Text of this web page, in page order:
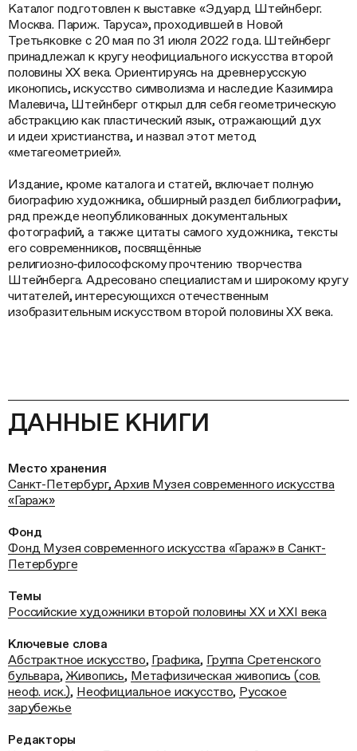
Каталог подготовлен к выставке «Эдуард Штейнберг.
Москва. Париж. Таруса», проходившей в Новой
Третьяковке с 20 мая по 31 июля 2022 года. Штейнберг
принадлежал к кругу неофициального искусства второй
половины ХХ века. Ориентируясь на древнерусскую
иконопись, искусство символизма и наследие Казимира
Малевича, Штейнберг открыл для себя геометрическую
абстракцию как пластический язык, отражающий дух
и идеи христианства, и назвал этот метод
«метагеометрией».
Издание, кроме каталога и статей, включает полную
биографию художника, обширный раздел библиографии,
ряд прежде неопубликованных документальных
фотографий, а также цитаты самого художника, тексты
его современников, посвящённые
религиозно‑философскому прочтению творчества
Штейнберга. Адресовано специалистам и широкому кругу
читателей, интересующихся отечественным
изобразительным искусством второй половины ХХ века.
ДАННЫЕ КНИГИ
Место хранения
Санкт-Петербург, Архив Музея современного искусства
«Гараж»
Фонд
Фонд Музея современного искусства «Гараж» в Санкт-
Петербурге
Темы
Российские художники второй половины ХХ и XXI века
Ключевые слова
Абстрактное искусство, Графика, Группа Сретенского
бульвара,Живопись, Метафизическая живопись (сов.
неоф. иск.), Неофициальное искусство, Русское
зарубежье
Редакторы